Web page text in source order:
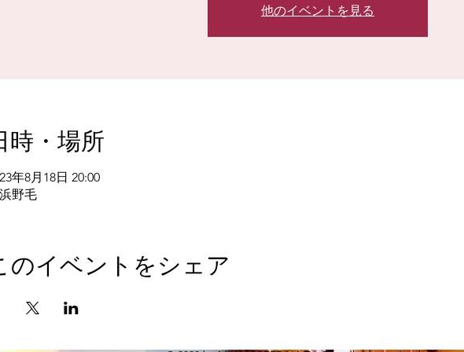
他のイベントを見る
時・場所
年8月18日 20:00
野毛
のイベントをシェア